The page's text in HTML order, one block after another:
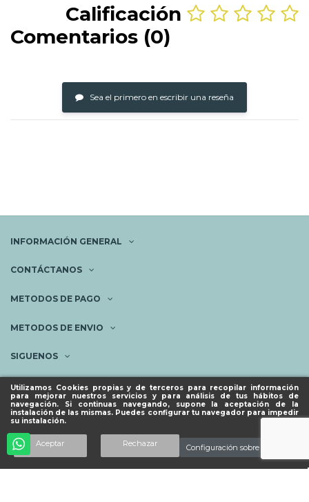
Utilizamos Cookies propias y de terceros para recopilar información
para mejorar nuestros servicios y para análisis de tus hábitos de
navegación. Si continuas navegando, supone la aceptación de la
instalación de las mismas. Puedes configurar tu navegador para impedir
su instalación.
Aceptar Rechazar Configuración sobre cookies
Añadir al carrito
Calificación
Comentarios (0)
Sea el primero en escribir una reseña
INFORMACIÓN GENERAL
CONTÁCTANOS
METODOS DE PAGO
METODOS DE ENVIO
SIGUENOS
NEWSLETTER